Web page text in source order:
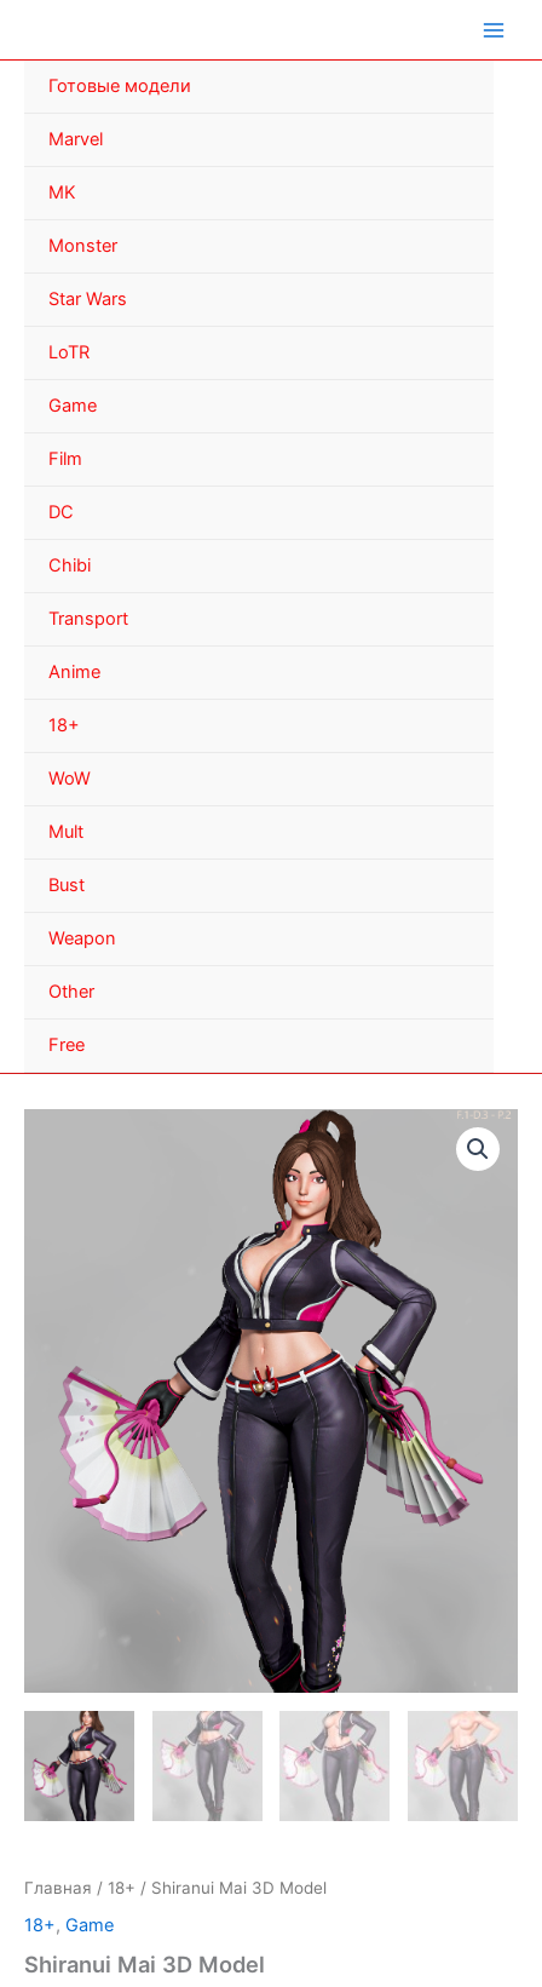
Готовые модели
Marvel
MK
Monster
Star Wars
LoTR
Game
Film
DC
Chibi
Transport
Anime
18+
WoW
Mult
Bust
Weapon
Other
Free
Главная / 18+ / Shiranui Mai 3D Model
18+, Game
Shiranui Mai 3D Model